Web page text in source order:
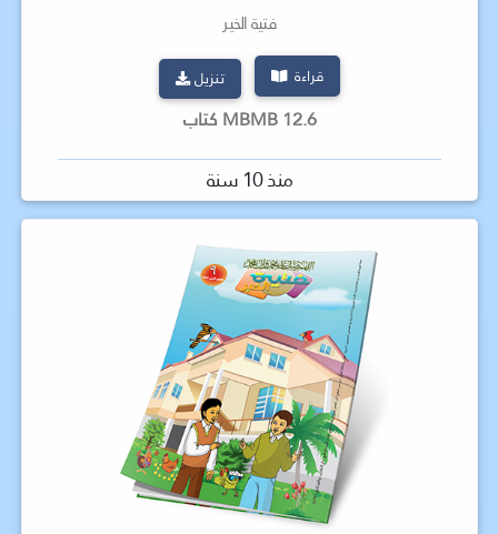
فتية الخير
قراءة تنزيل
12.6 MBMB كتاب
منذ 10 سنة